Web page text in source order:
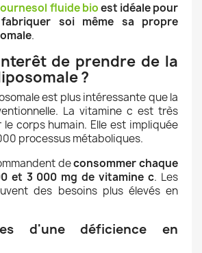
fluide bioest idéale pour
soi même sa propre
.
de prendre de la
?
est plus intéressante que la
La vitamine c est très
corps humain. Elle est impliquée
processus métaboliques.
deconsommer chaque
et 3 000 mg de vitamine c. Les
des besoins plus élevés en
d'une déficience en